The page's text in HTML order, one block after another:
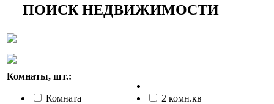
ПОИСК НЕДВИЖИМОСТИ
Комнаты, шт.:
Комната
2 комн.кв